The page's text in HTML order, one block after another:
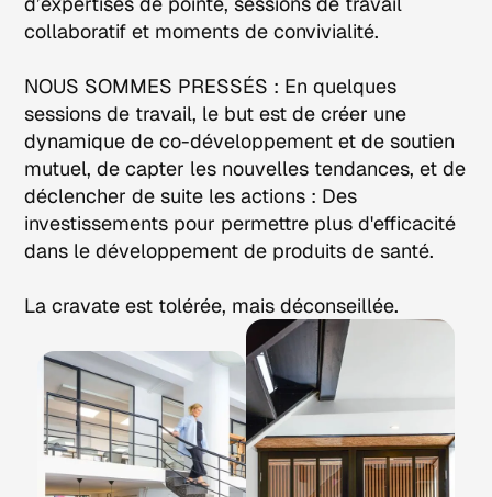
collaboratif et moments de convivialité.
NOUS SOMMES PRESSÉS : En quelques
sessions de travail, le but est de créer une
dynamique de co-développement et de soutien
mutuel, de capter les nouvelles tendances, et de
déclencher de suite les actions : Des
investissements pour permettre plus d'efficacité
dans le développement de produits de santé.
La cravate est tolérée, mais déconseillée.